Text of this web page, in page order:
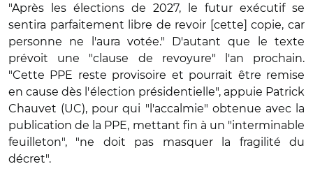
"Après les élections de 2027, le futur exécutif se
sentira parfaitement libre de revoir [cette] copie, car
personne ne l'aura votée." D'autant que le texte
prévoit une "clause de revoyure" l'an prochain.
"Cette PPE reste provisoire et pourrait être remise
en cause dès l'élection présidentielle", appuie Patrick
Chauvet (UC), pour qui "l'accalmie" obtenue avec la
publication de la PPE, mettant fin à un "interminable
feuilleton", "ne doit pas masquer la fragilité du
décret".